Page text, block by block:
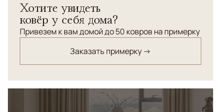
заказу ANSY из шерсти высокого качества и
натурального шелка. Для придания рельефной
текстуры полотну ковра использована ручная
ворса относительно шелкового.
Хотите увидеть
ковёр у себя дома?
Привезем к вам домой до 50 ковров на примерку
Заказать примерку →